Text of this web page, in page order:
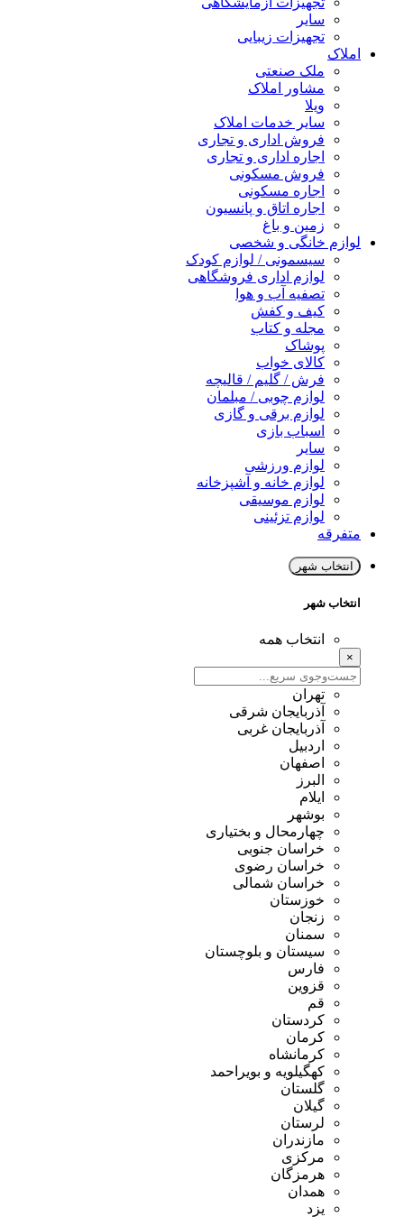
سایر
تجهیزات زیبایی
املاک
ملک صنعتی
مشاور املاک
ویلا
سایر خدمات املاک
فروش اداری و تجاری
اجاره اداری و تجاری
فروش مسکونی
اجاره مسکونی
اجاره اتاق و پانسیون
زمین و باغ
لوازم خانگی و شخصی
سیسمونی / لوازم کودک
لوازم اداری فروشگاهی
تصفیه آب و هوا
کیف و کفش
مجله و کتاب
پوشاک
کالای خواب
فرش / گلیم / قالیچه
لوازم چوبی / مبلمان
لوازم برقی و گازی
اسباب بازی
سایر
لوازم ورزشی
لوازم خانه و آشپزخانه
لوازم موسیقی
لوازم تزئینی
متفرقه
انتخاب شهر
انتخاب شهر
انتخاب همه
×
تهران
آذربایجان شرقی
آذربایجان غربی
اردبیل
اصفهان
البرز
ایلام
بوشهر
چهارمحال و بختیاری
خراسان جنوبی
خراسان رضوی
خراسان شمالی
خوزستان
زنجان
سمنان
سیستان و بلوچستان
فارس
قزوین
قم
کردستان
کرمان
کرمانشاه
کهگیلویه و بویراحمد
گلستان
گیلان
لرستان
مازندران
مرکزی
هرمزگان
همدان
یزد